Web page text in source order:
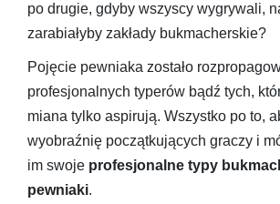
po drugie, gdyby wszyscy wygrywali,
zarabiałyby zakłady bukmacherskie?
Pojęcie pewniaka zostało
profesjonalnych typerów bądź tych,
miana tylko aspirują. Wszystko po to,
wyobraźnię początkujących graczy i
im swoje profesjonalne typy
pewniaki.